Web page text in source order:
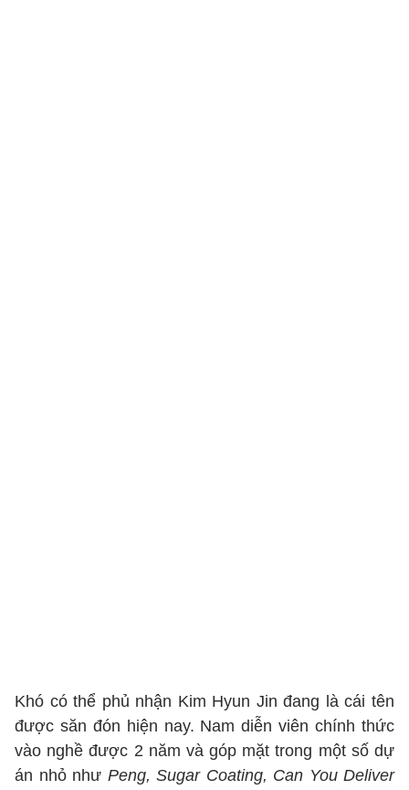
Khó có thể phủ nhận Kim Hyun Jin đang là cái tên
được săn đón hiện nay. Nam diễn viên chính thức
vào nghề được 2 năm và góp mặt trong một số dự
án nhỏ như Peng, Sugar Coating, Can You Deliver